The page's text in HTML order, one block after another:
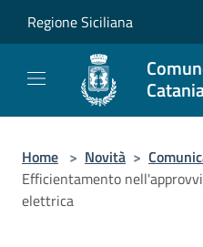
Regione Siciliana
Home > Novità >
Efficientamento
elettrica